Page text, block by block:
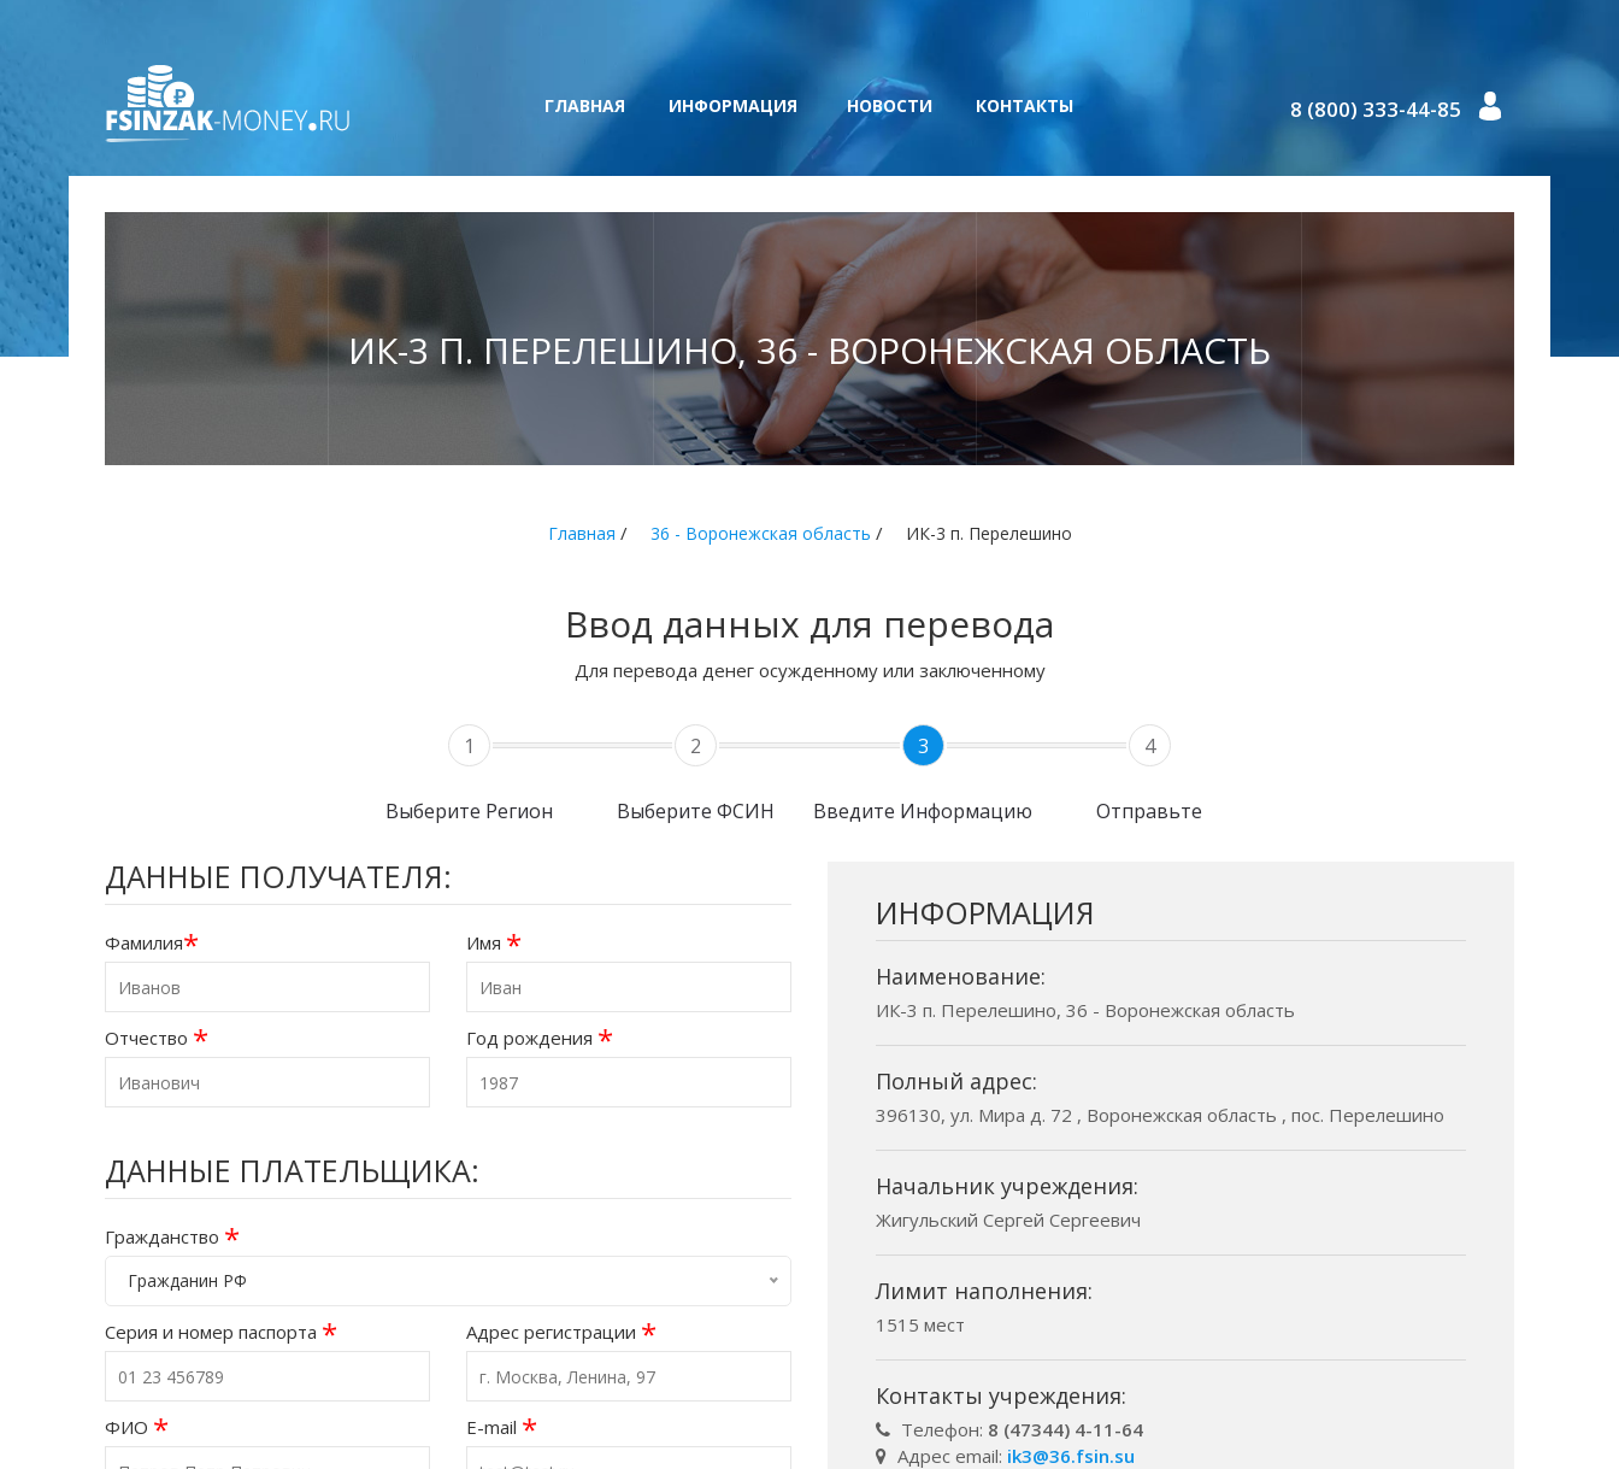
ГЛАВНАЯ ИНФОРМАЦИЯ НОВОСТИ КОНТАКТЫ 8 (800) 333-44-85
ИК-3 П. ПЕРЕЛЕШИНО, 36 - ВОРОНЕЖСКАЯ ОБЛАСТЬ
Главная / 36 - Воронежская область / ИК-3 п. Перелешино
Ввод данных для перевода
Для перевода денег осужденному или заключенному
1
Выберите Регион
2
Выберите ФСИН
3
Введите Информацию
4
Отправьте
ДАННЫЕ ПОЛУЧАТЕЛЯ:
Фамилия* Имя *
Отчество * Год рождения *
ДАННЫЕ ПЛАТЕЛЬЩИКА:
Гражданство *
Гражданин РФ
Серия и номер паспорта * Адрес регистрации *
ФИО * E-mail *
ИНФОРМАЦИЯ
Наименование:
ИК-3 п. Перелешино, 36 - Воронежская область
Полный адрес:
396130, ул. Мира д. 72 , Воронежская область , пос. Перелешино
Начальник учреждения:
Жигульский Сергей Сергеевич
Лимит наполнения:
1515 мест
Контакты учреждения:
Телефон: 8 (47344) 4-11-64
Адрес email: ik3@36.fsin.su